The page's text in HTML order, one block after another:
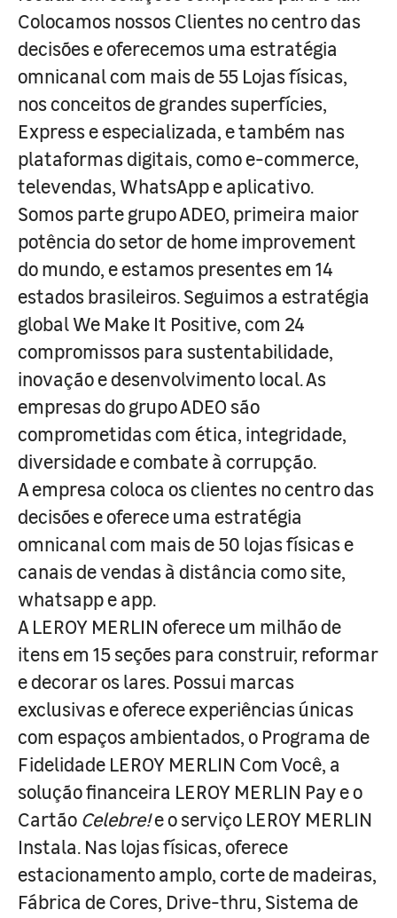
Colocamos nossos Clientes no centro das
decisões e oferecemos uma estratégia
omnicanal com mais de 55 Lojas físicas,
nos conceitos de grandes superfícies,
Express e especializada, e também nas
plataformas digitais, como e-commerce,
televendas, WhatsApp e aplicativo.
Somos parte grupo ADEO, primeira maior
potência do setor de home improvement
do mundo, e estamos presentes em 14
estados brasileiros. Seguimos a estratégia
global We Make It Positive, com 24
compromissos para sustentabilidade,
inovação e desenvolvimento local. As
empresas do grupo ADEO são
comprometidas com ética, integridade,
diversidade e combate à corrupção.
A empresa coloca os clientes no centro das
decisões e oferece uma estratégia
omnicanal com mais de 50 lojas físicas e
canais de vendas à distância como site,
whatsapp e app.
A LEROY MERLIN oferece um milhão de
itens em 15 seções para construir, reformar
e decorar os lares. Possui marcas
exclusivas e oferece experiências únicas
com espaços ambientados, o Programa de
Fidelidade LEROY MERLIN Com Você, a
solução financeira LEROY MERLIN Pay e o
Cartão Celebre!e o serviço LEROY MERLIN
Instala. Nas lojas físicas, oferece
estacionamento amplo, corte de madeiras,
Fábrica de Cores, Drive-thru, Sistema de